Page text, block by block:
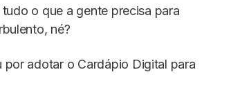
o que a gente precisa para
né?
adotar o Cardápio Digital para